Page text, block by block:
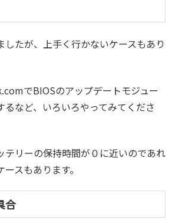
したが、上手く行かないケースもあり
でBIOSのアップデートモジュー
るなど、いろいろやってみてくださ
テリーの保持時間が０に近いのであれ
スもあります。
合